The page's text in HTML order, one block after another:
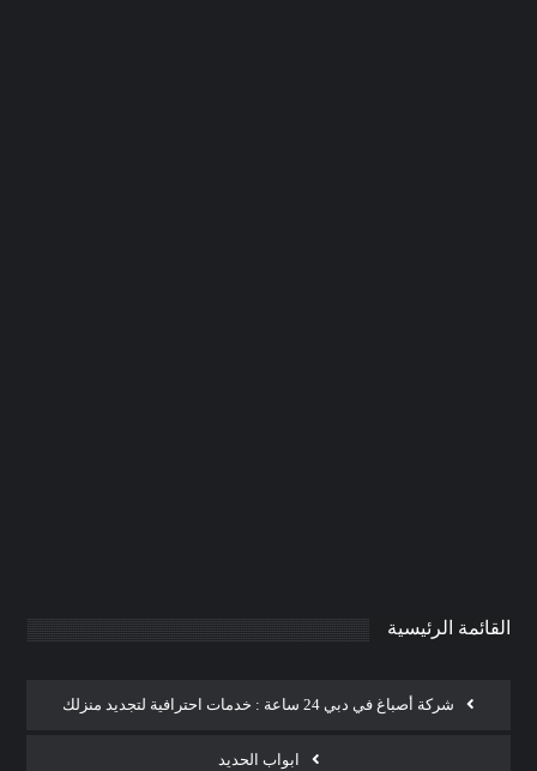
القائمة الرئيسية
شركة أصباغ في دبي 24 ساعة : خدمات احترافية لتجديد منزلك
ابواب الحديد